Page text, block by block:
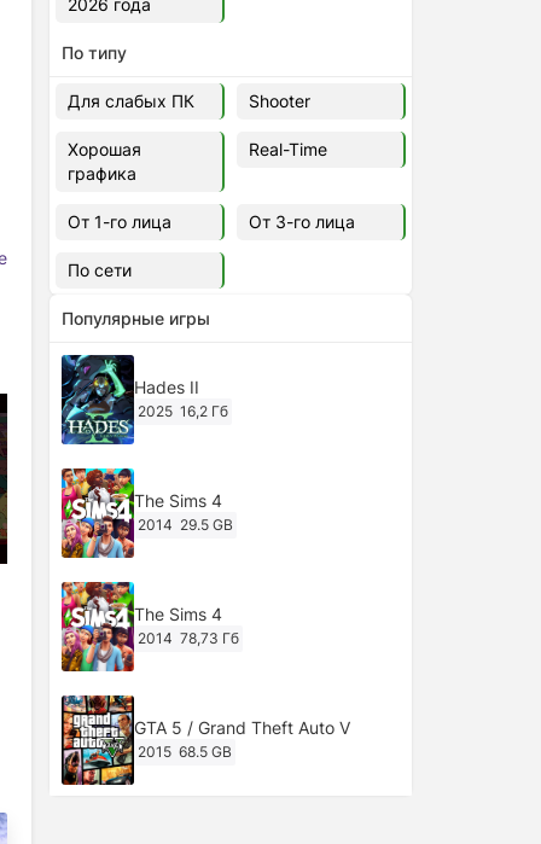
2026 года
По типу
Для слабых ПК Shooter
Хорошая
графика
Real-Time
От 1-го лица От 3-го лица
По сети
Популярные игры
Hades II
2025 16,2 Гб
The Sims 4
2014 29.5 GB
The Sims 4
2014 78,73 Гб
GTA 5 / Grand Theft Auto V
2015 68.5 GB